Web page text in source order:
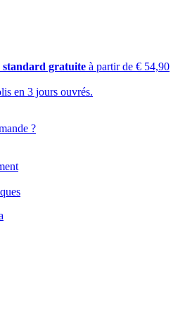
gratuite à partir de € 54,90
en 3 jours ouvrés.
?